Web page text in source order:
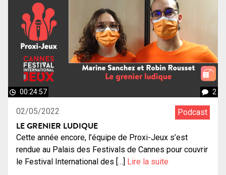
00:24:57 2
02/05/2022 Podcast
LE GRENIER LUDIQUE
Cette année encore, l’équipe de Proxi-Jeux s’est
rendue au Palais des Festivals de Cannes pour couvrir
le Festival International des […] Lire la suite